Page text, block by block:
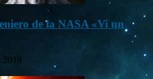
de la NASA «Vi un
2019